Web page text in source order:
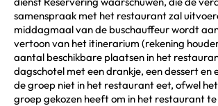
samenspraak met het restaurant zal
middagmaal van de buschauffeur wordt
vertoon van het itinerarium (rekening
aantal beschikbare plaatsen in het
dagschotel met een drankje, een dessert en
de groep niet in het restaurant eet, ofwel
groep gekozen heeft om in het restaurant